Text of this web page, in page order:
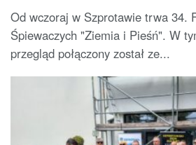
Od wczoraj w Szprotawie trwa 34.
Śpiewaczych "Ziemia i Pieśń". W
przegląd połączony został ze...